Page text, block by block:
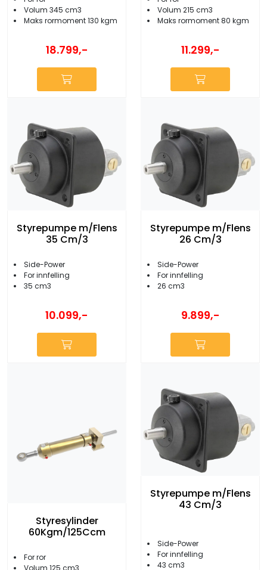
Volum 345 cm3
Maks rormoment 130 kgm
18.799,-
Volum 215 cm3
Maks rormoment 80 kgm
11.299,-
Styrepumpe m/Flens
35 Cm/3
Side-Power
For innfelling
35 cm3
10.099,-
Styrepumpe m/Flens
26 Cm/3
Side-Power
For innfelling
26 cm3
9.899,-
Styresylinder
60Kgm/125Ccm
For ror
Volum 125 cm3
Styrepumpe m/Flens
43 Cm/3
Side-Power
For innfelling
43 cm3